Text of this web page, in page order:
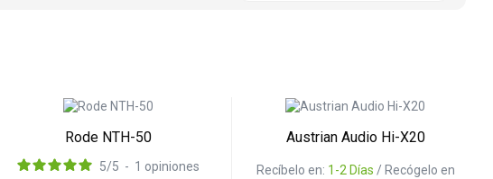
Rode NTH-50
5/5 - 1 opiniones
Austrian Audio Hi-X20
Recíbelo en: 1-2 Días / Recógelo en